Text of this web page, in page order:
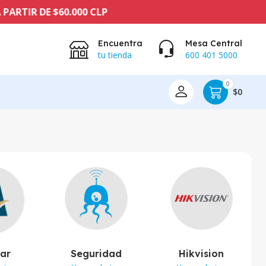
$60.000 CLP
Encuentra
tu tienda
Mesa Central
600 401 5000
0
$0
Seguridad Hikvision